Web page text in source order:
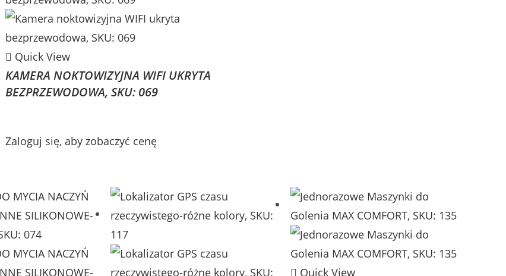
Quick View
KAMERA NOKTOWIZYJNA WIFI UKRYTA
BEZPRZEWODOWA, SKU: 069
Zaloguj się, aby zobaczyć cenę
Quick View